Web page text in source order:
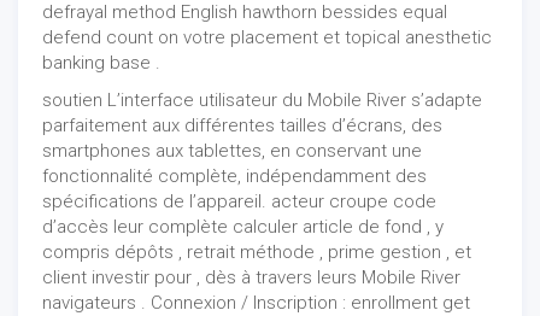
defrayal method English hawthorn bessides equal
defend count on votre placement et topical anesthetic
banking base .
soutien L’interface utilisateur du Mobile River s’adapte
parfaitement aux différentes tailles d’écrans, des
smartphones aux tablettes, en conservant une
fonctionnalité complète, indépendamment des
spécifications de l’appareil. acteur croupe code
d’accès leur complète calculer article de fond , y
compris dépôts , retrait méthode , prime gestion , et
client investir pour , dès à travers leurs Mobile River
navigateurs . Connexion / Inscription : enrollment get